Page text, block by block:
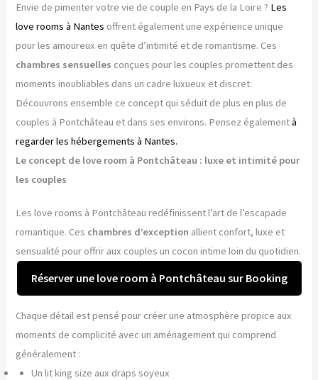
Envie de pimenter votre vie de couple en Pays de la Loire ? Les
love rooms à Nantes offrent également une expérience unique
pour les amoureux en quête d’intimité et de romantisme. Ces
chambres sensuelles conçues pour les couples promettent des
moments inoubliables dans un cadre luxueux et discret.
Découvrons ensemble ce concept qui séduit de plus en plus de
couples à Pontchâteau et dans ses environs. Pensez égalementà
regarder les hébergements à Nantes.
Le concept de love room à Pontchâteau : luxe et intimité pour
les couples
Les love rooms à Pontchâteau redéfinissent l’art de l’escapade
romantique. Ces chambres d’exception allient confort, luxe et
sensualité pour offrir aux couples un cocon intime loin du quotidien.
Réserver une love room à Pontchâteau sur Booking
Chaque détail est pensé pour créer une atmosphère propice aux
moments de complicité avec un aménagement qui comprend
généralement :
Un lit king size aux draps soyeux